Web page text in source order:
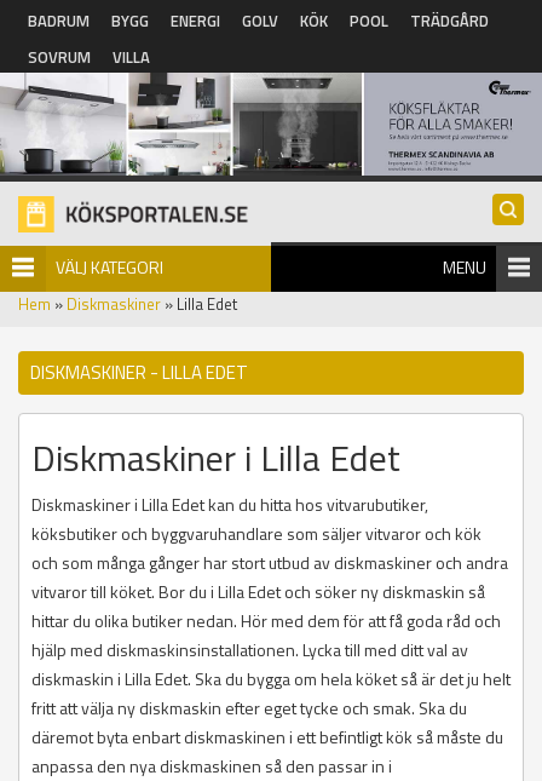
Hoppa till huvudinnehåll
BADRUM BYGG ENERGI GOLV KÖK POOL
TRÄDGÅRD
SOVRUM
VILLA
VÄLJ KATEGORI MENU
Hem » Diskmaskiner » Lilla Edet
DISKMASKINER - LILLA EDET
Diskmaskiner i Lilla Edet
Diskmaskiner i Lilla Edet kan du hitta hos vitvarubutiker,
köksbutiker och byggvaruhandlare som säljer vitvaror och kök
och som många gånger har stort utbud av diskmaskiner och andra
vitvaror till köket. Bor du i Lilla Edet och söker ny diskmaskin så
hittar du olika butiker nedan. Hör med dem för att få goda råd och
hjälp med diskmaskinsinstallationen. Lycka till med ditt val av
diskmaskin i Lilla Edet. Ska du bygga om hela köket så är det ju helt
fritt att välja ny diskmaskin efter eget tycke och smak. Ska du
däremot byta enbart diskmaskinen i ett befintligt kök så måste du
anpassa den nya diskmaskinen så den passar in i